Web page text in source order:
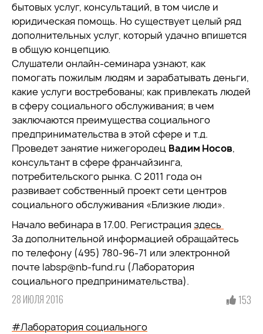
бытовых услуг, консультаций, в том числе и
юридическая помощь. Но существует целый ряд
дополнительных услуг, который удачно впишется
в общую концепцию.
Слушатели онлайн-семинара узнают, как
помогать пожилым людям и зарабатывать деньги,
какие услуги востребованы; как привлекать людей
в сферу социального обслуживания; в чем
заключаются преимущества социального
предпринимательства в этой сфере и т.д.
Проведет занятие нижегородец Вадим Носов,
консультант в сфере франчайзинга,
потребительского рынка. С 2011 года он
развивает собственный проект сети центров
социального обслуживания «Близкие люди».
Начало вебинара в 17.00. Регистрация здесь
За дополнительной информацией обращайтесь
по телефону (495) 780-96-71 или электронной
почте labsp@nb-fund.ru (Лаборатория
социального предпринимательства).
28 ИЮЛЯ 2016 153
#Лаборатория социального